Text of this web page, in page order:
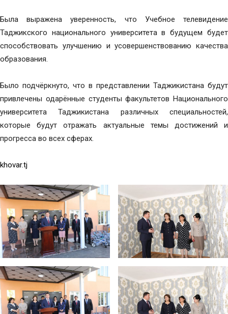
Была выражена уверенность, что Учебное телевидение
Таджикского национального университета в будущем будет
способствовать улучшению и усовершенствованию качества
образования.
Было подчёркнуто, что в представлении Таджикистана будут
привлечены одарённые студенты факультетов Национального
университета Таджикистана различных специальностей,
которые будут отражать актуальные темы достижений и
прогресса во всех сферах.
khovar.tj